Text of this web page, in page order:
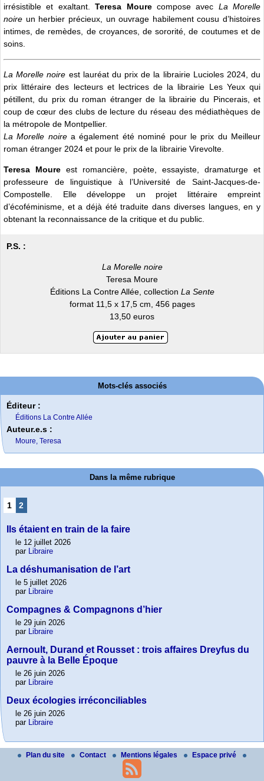
irrésistible et exaltant.Teresa Mourecompose avec La Morelle
noire un herbier précieux, un ouvrage habilement cousu d’histoires
intimes, de remèdes, de croyances, de sororité, de coutumes et de
soins.
La Morelle noire est lauréat du prix de la librairie Lucioles 2024, du
prix littéraire des lecteurs et lectrices de la librairie Les Yeux qui
pétillent, du prix du roman étranger de la librairie du Pincerais, et
coup de cœur des clubs de lecture du réseau des médiathèques de
la métropole de Montpellier.
La Morelle noirea également été nominé pour le prix du Meilleur
roman étranger 2024 et pour le prix de la librairie Virevolte.
Teresa Moure est romancière, poète, essayiste, dramaturge et
professeure de linguistique à l’Université de Saint-Jacques-de-
Compostelle. Elle développe un projet littéraire empreint
d’écoféminisme, et a déjà été traduite dans diverses langues, en y
obtenant la reconnaissance de la critique et du public.
P.S. :
La Morelle noire
Teresa Moure
Éditions La Contre Allée, collection La Sente
format 11,5 x 17,5 cm, 456 pages
13,50 euros
Mots-clés associés
Éditeur :
Éditions La Contre Allée
Auteur.e.s :
Moure, Teresa
Dans la même rubrique
1 2
Ils étaient en train de la faire
le 12 juillet 2026
par Libraire
La déshumanisation de l’art
le 5 juillet 2026
par Libraire
Compagnes & Compagnons d’hier
le 29 juin 2026
par Libraire
Aernoult, Durand et Rousset : trois affaires Dreyfus du
pauvre à la Belle Époque
le 26 juin 2026
par Libraire
Deux écologies irréconciliables
le 26 juin 2026
par Libraire
Plan du site Contact Mentions légales Espace privé